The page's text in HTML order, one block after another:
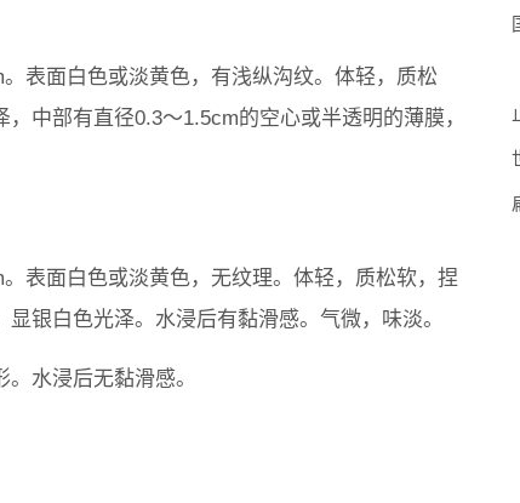
表面白色或淡黄色，有浅纵沟纹。体轻，质松
中部有直径0.3～1.5cm的空心或半透明的薄膜，
表面白色或淡黄色，无纹理。体轻，质松软，捏
银白色光泽。水浸后有黏滑感。气微，味淡。
水浸后无黏滑感。